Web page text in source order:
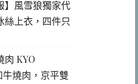
】風雪狼獨家代
絲上衣，四件只
肉 KYO
燒肉，京平雙